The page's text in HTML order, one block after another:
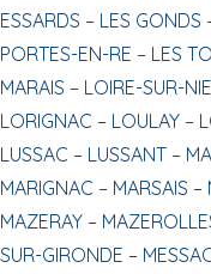
ESSARDS – LES GONDS
PORTES-EN-RE – LES
MARAIS – LOIRE-SUR-
LORIGNAC – LOULAY –
LUSSAC – LUSSANT –
MARIGNAC – MARSAIS –
MAZERAY –
SUR-GIRONDE –